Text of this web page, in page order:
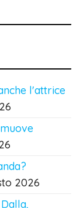
l'attrice
2026